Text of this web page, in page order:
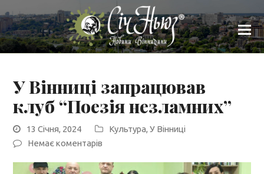
У Вінниці запрацював
клуб “Поезія незламних”
13 Січня, 2024 Культура,У Вінниці
Немає коментарів